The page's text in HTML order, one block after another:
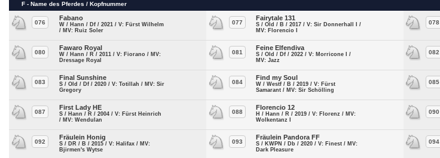
F - Name des Pferdes / Kopfnummer
076
Fabano
W / Hann / Df / 2021 / V: Fürst Wilhelm
/ MV: Ruiz Soler
077
Fairytale 131
S / Old / B / 2017 / V: Sir Donnerhall I /
MV: Florencio I
078
080
Fawaro Royal
W / Hann / R / 2011 / V: Fiorano / MV:
Dressage Royal
081
Feine Elfendiva
S / Old / Df / 2022 / V: Morricone I /
MV: Jazz
082
083
Final Sunshine
S / Old / Df / 2020 / V: Totillah / MV: Sir
Gregory
084
Find my Soul
W / Westf / B / 2019 / V: Fürst
Samarant / MV: Sir Schölling
085
087
First Lady HE
S / Hann / R / 2004 / V: Fürst Heinrich
/ MV: Wendulan
088
Florencio 12
H / Hann / R / 2019 / V: Florenz / MV:
Wolkentanz I
090
092
Fräulein Honig
S / DR / B / 2015 / V: Halifax / MV:
Bjirmen's Wytse
093
Fräulein Pandora FF
S / KWPN / Db / 2020 / V: Finest / MV:
Dark Pleasure
094